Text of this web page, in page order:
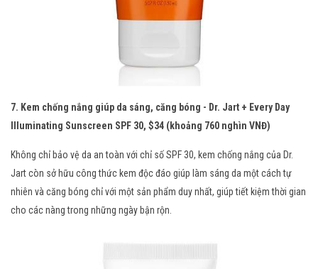
7. Kem chống nắng giúp da sáng, căng bóng - Dr. Jart + Every Day
Illuminating Sunscreen SPF 30, $34 (khoảng 760 nghìn VNĐ)
Không chỉ bảo vệ da an toàn với chỉ số SPF 30, kem chống nắng của Dr.
Jart còn sở hữu công thức kem độc đáo giúp làm sáng da một cách tự
nhiên và căng bóng chỉ với một sản phẩm duy nhất, giúp tiết kiệm thời gian
cho các nàng trong những ngày bận rộn.